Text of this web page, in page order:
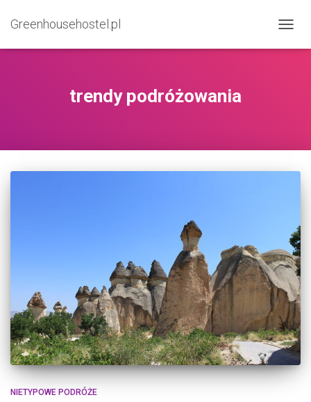
Greenhousehostel.pl
trendy podróżowania
NIETYPOWE PODRÓŻE